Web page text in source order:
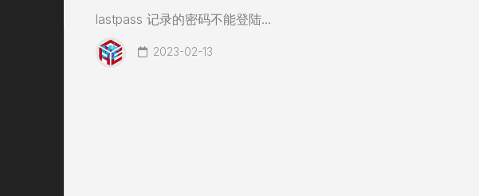
lastpass 记录的密码不能登陆...
2023-02-13